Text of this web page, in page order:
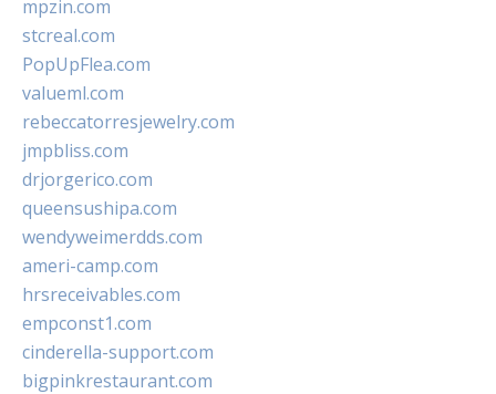
mpzin.com
stcreal.com
PopUpFlea.com
valueml.com
rebeccatorresjewelry.com
jmpbliss.com
drjorgerico.com
queensushipa.com
wendyweimerdds.com
ameri-camp.com
hrsreceivables.com
empconst1.com
cinderella-support.com
bigpinkrestaurant.com